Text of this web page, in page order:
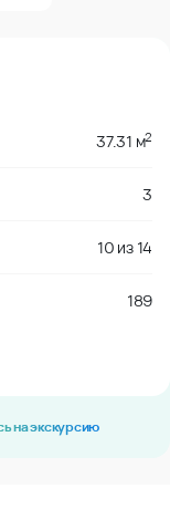
37.31 м2
3
10 из14
189
на экскурсию